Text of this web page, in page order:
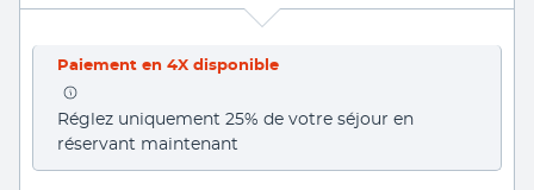
Paiement en 4X disponible
Réglez uniquement 25% de votre séjour en
réservant maintenant